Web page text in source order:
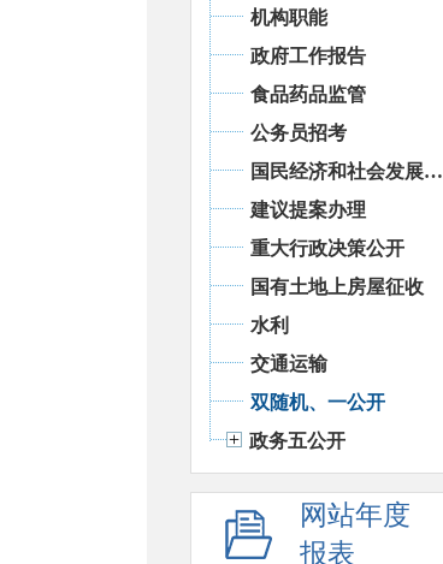
机构职能
政府工作报告
食品药品监管
公务员招考
国民经济和社会发展统计信息
建议提案办理
重大行政决策公开
国有土地上房屋征收
水利
交通运输
双随机、一公开
政务五公开
网站年度
报表